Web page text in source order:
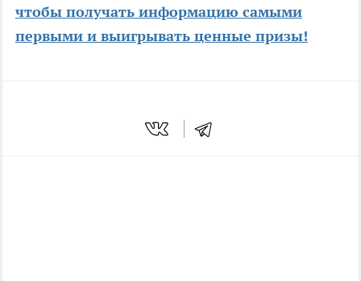
чтобы получать информацию самыми
первыми и выигрывать ценные призы!